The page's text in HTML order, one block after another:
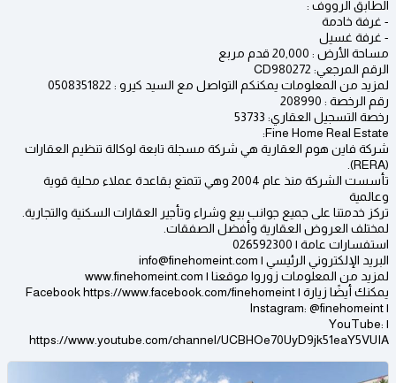
الطابق الرووف :
- غرفة خادمة
- غرفة غسيل
مساحة الأرض : 20,000 قدم مربع
الرقم المرجعي: CD980272
لمزيد من المعلومات يمكنكم التواصل مع السيد كيرو : 0508351822
رقم الرخصة : 208990
رخصة التسجيل العقاري: 53733
Fine Home Real Estate:
شركة فاين هوم العقارية هي شركة مسجلة تابعة لوكالة تنظيم العقارات
(RERA).
تأسست الشركة منذ عام 2004 وهي تتمتع بقاعدة عملاء محلية قوية
وعالمية
تركز خدمتنا على جميع جوانب بيع وشراء وتأجير العقارات السكنية والتجارية.
لمختلف العروض العقارية وأفضل الصفقات.
استفسارات عامة | 026592300
البريد الإلكتروني الرئيسي | info@finehomeint.com
لمزيد من المعلومات زوروا موقعنا | www.finehomeint.com
يمكنك أيضًا زيارة | Facebook https://www.facebook.com/finehomeint
| Instagram: @finehomeint
| YouTube:
https://www.youtube.com/channel/UCBHOe70UyD9jk51eaY5VUIA